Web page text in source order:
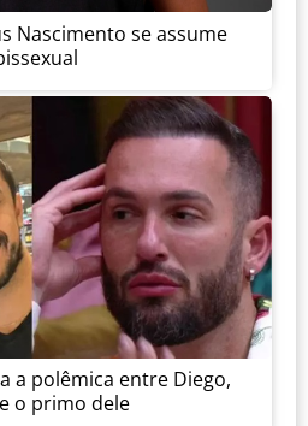
Nascimento se assume
a polêmica entre Diego,
o primo dele